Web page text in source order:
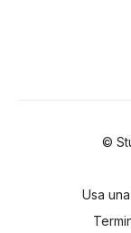
©
Usa